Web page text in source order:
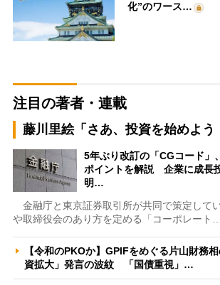
化”のワース…
注目の著者・連載
藤川里絵「さあ、投資を始めよう
5年ぶり改訂の「CGコード」
ポイントを解説 企業に成長
明…
金融庁と東京証券取引所が共同で策定して
や取締役会のあり方を定める「コーポレート…
【令和のPKOか】GPIFをめぐる片山財務
資拡大」発言の波紋 「国債重視」…